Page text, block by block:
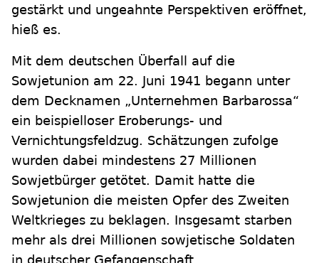
gestärkt und ungeahnte Perspektiven eröffnet,
hieß es.
Mit dem deutschen Überfall auf die
Sowjetunion am 22. Juni 1941 begann unter
dem Decknamen „Unternehmen Barbarossa“
ein beispielloser Eroberungs- und
Vernichtungsfeldzug. Schätzungen zufolge
wurden dabei mindestens 27 Millionen
Sowjetbürger getötet. Damit hatte die
Sowjetunion die meisten Opfer des Zweiten
Weltkrieges zu beklagen. Insgesamt starben
mehr als drei Millionen sowjetische Soldaten
in deutscher Gefangenschaft.